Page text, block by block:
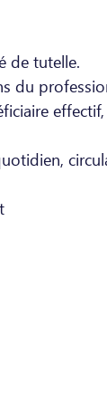
de tutelle.
du